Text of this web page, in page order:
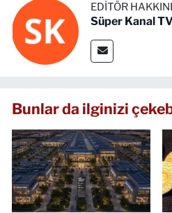
EDITÖR
Süper Kanal
Bunlar da ilginizi